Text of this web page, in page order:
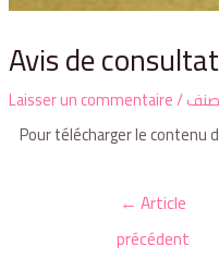
Avis de
Laisser un commentaire/
Pour télécharger le contenu
← Article
précédent